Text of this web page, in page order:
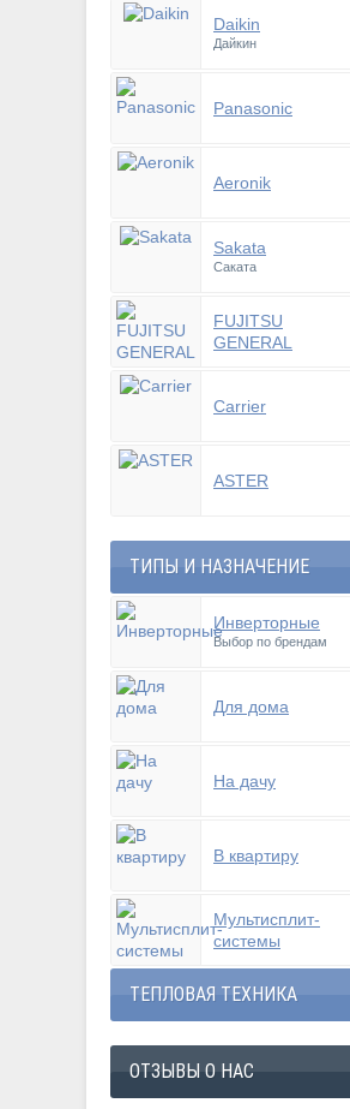
Daikin
Дайкин
Panasonic
Aeronik
Sakata
Саката
FUJITSU
GENERAL
Carrier
ASTER
ТИПЫ И НАЗНАЧЕНИЕ
Инверторные
Выбор по брендам
Для дома
На дачу
В квартиру
Мультисплит-
системы
ТЕПЛОВАЯ ТЕХНИКА
ОТЗЫВЫ О НАС